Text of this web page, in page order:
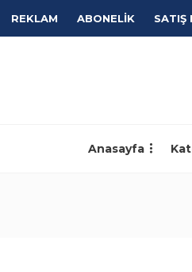
REKLAM ABONELİK SATIŞ
Anasayfa